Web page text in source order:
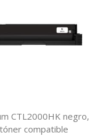
CTL2000HK negro,
tóner compatible